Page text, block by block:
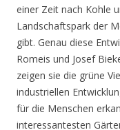
einer Zeit nach Kohle
Landschaftspark der
gibt. Genau diese
Romeis und Josef
zeigen sie die grüne
industriellen
für die Menschen
interessantesten